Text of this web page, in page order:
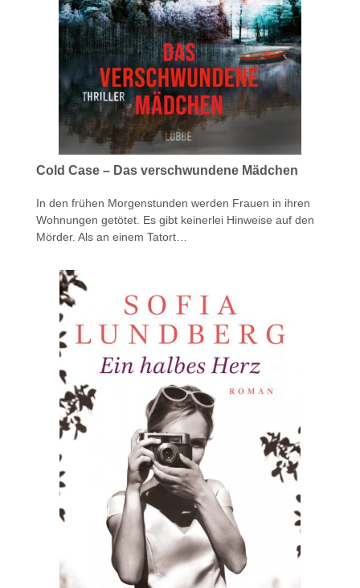
Cold Case – Das verschwundene Mädchen
In den frühen Morgenstunden werden Frauen in ihren
Wohnungen getötet. Es gibt keinerlei Hinweise auf den
Mörder. Als an einem Tatort…